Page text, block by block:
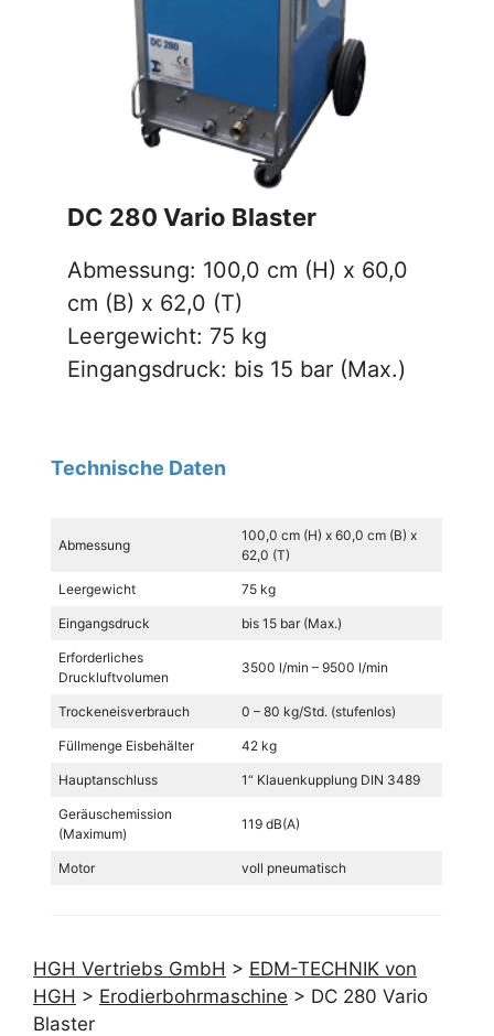
DC 280 Vario Blaster
Abmessung: 100,0 cm (H) x 60,0
cm (B) x 62,0 (T)
Leergewicht: 75 kg
Eingangsdruck: bis 15 bar (Max.)
Technische Daten
Abmessung
100,0 cm (H) x 60,0 cm (B) x
62,0 (T)
Leergewicht 75 kg
Eingangsdruck bis 15 bar (Max.)
Erforderliches
Druckluftvolumen
3500 l/min – 9500 l/min
Trockeneisverbrauch 0 – 80 kg/Std. (stufenlos)
Füllmenge Eisbehälter 42 kg
Hauptanschluss 1“ Klauenkupplung DIN 3489
Geräuschemission
(Maximum)
119 dB(A)
Motor voll pneumatisch
HGH Vertriebs GmbH > EDM-TECHNIK von
HGH > Erodierbohrmaschine > DC 280 Vario
Blaster